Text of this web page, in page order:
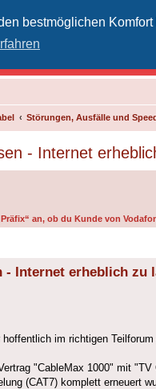
bestmöglichen
Störungen, Ausfälle und
- Internet
an, ob du Kunde von
- Internet erheblich zu
im richtigen Teilforum
"CableMax 1000" mit
(CAT7) komplett erneuert